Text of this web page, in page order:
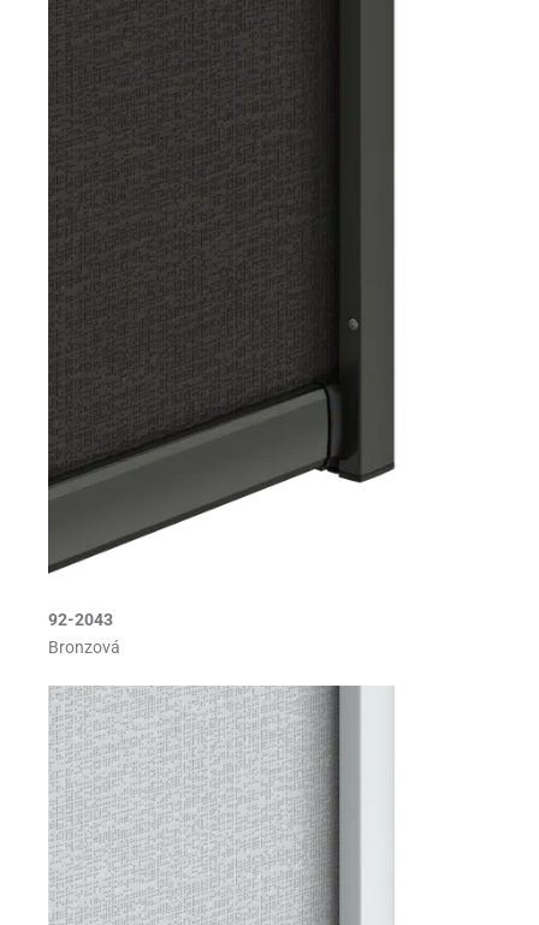
92-2043
Bronzová